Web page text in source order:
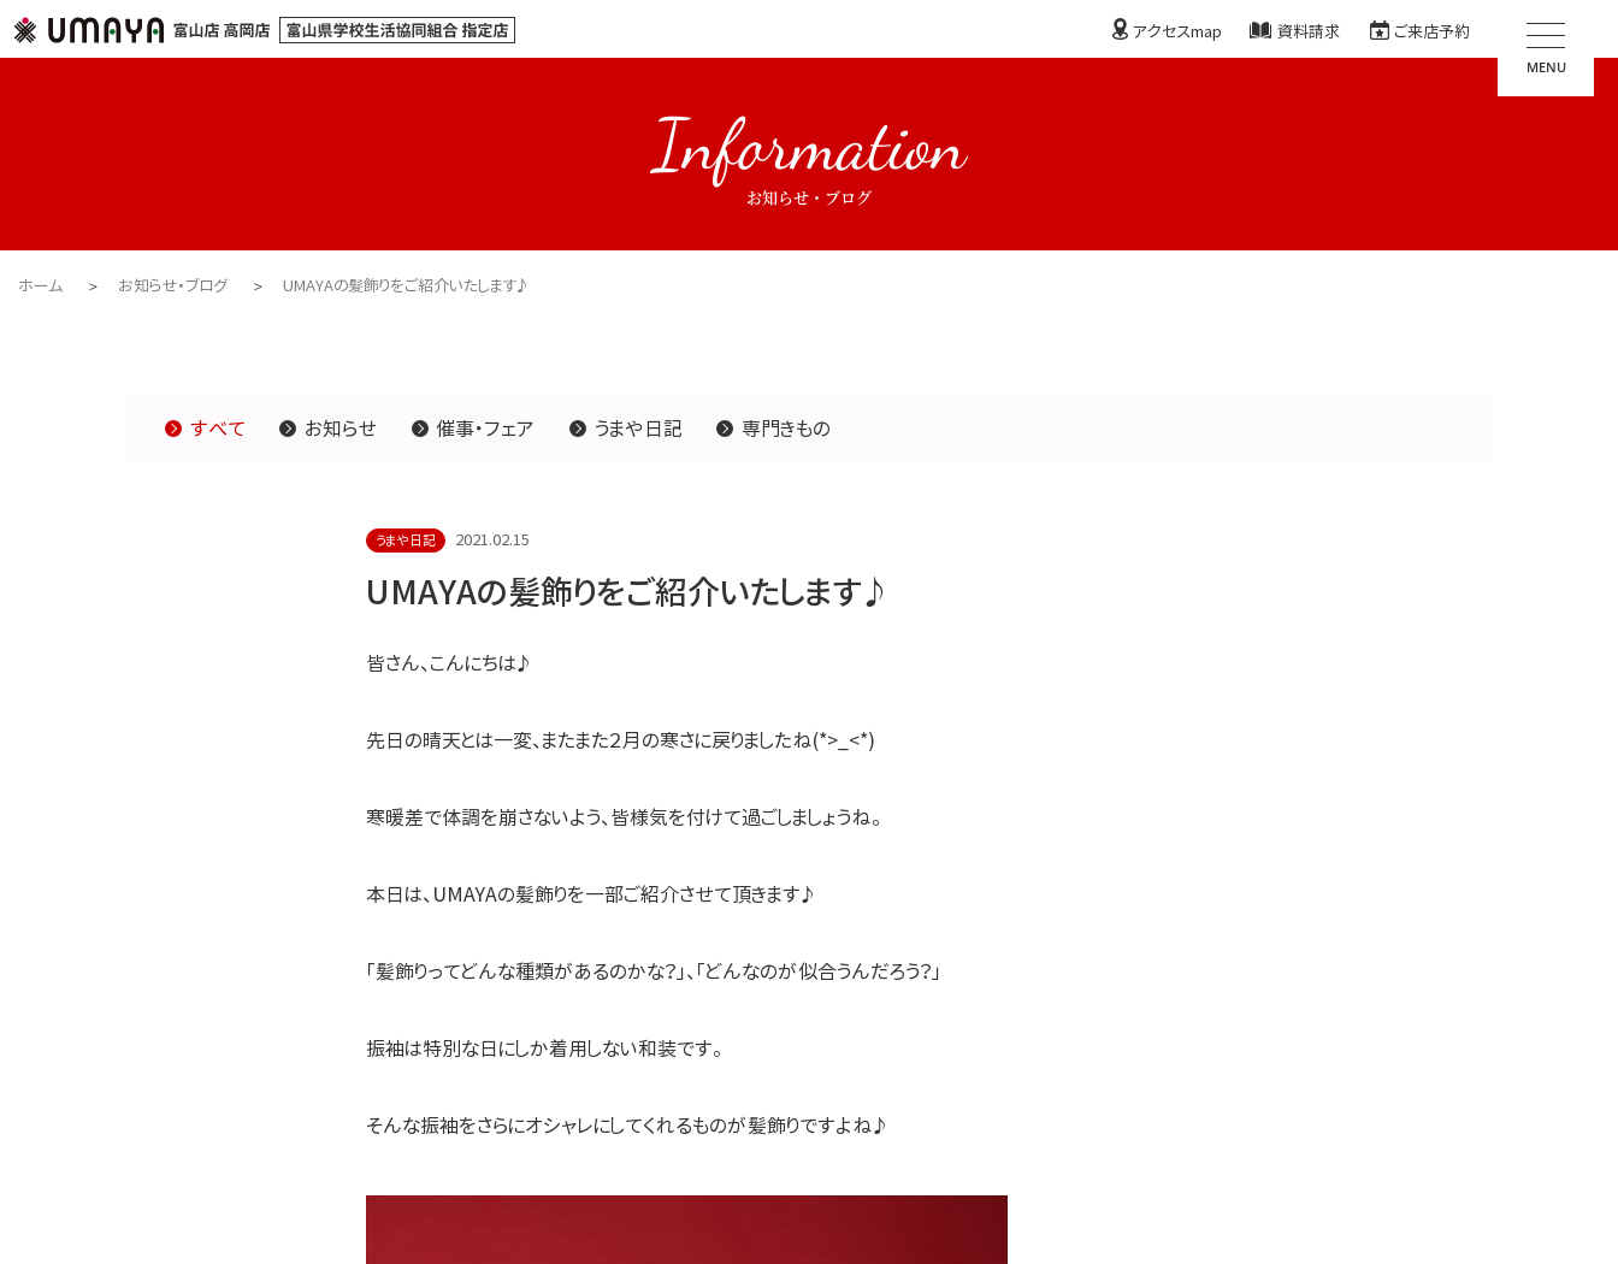
アクセスmap 資料請求 ご来店予約
MENU
Information
お知らせ・ブログ
ホーム お知らせ・ブログ UMAYAの髪飾りをご紹介いたします♪
すべて お知らせ 催事・フェア うまや日記 専門きもの
うまや日記 2021.02.15
UMAYAの髪飾りをご紹介いたします♪
皆さん、こんにちは♪
先日の晴天とは一変、またまた２月の寒さに戻りましたね(*>_<*)
寒暖差で体調を崩さないよう、皆様気を付けて過ごしましょうね。
本日は、UMAYAの髪飾りを一部ご紹介させて頂きます♪
「髪飾りってどんな種類があるのかな？」、「どんなのが似合うんだろう？」
振袖は特別な日にしか着用しない和装です。
そんな振袖をさらにオシャレにしてくれるものが髪飾りですよね♪